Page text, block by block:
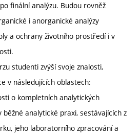
finální analýzu. Budou rovněž
i anorganické analýzy
a ochrany životního prostředí i v
studenti zvýší svoje znalosti,
v následujících oblastech:
o kompletních analytických
běžné analytické praxi, sestávajících z
jeho laboratorního zpracování a